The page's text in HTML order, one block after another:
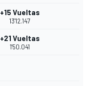
+15 Vueltas
13'12.147
+21 Vueltas
1'50.041